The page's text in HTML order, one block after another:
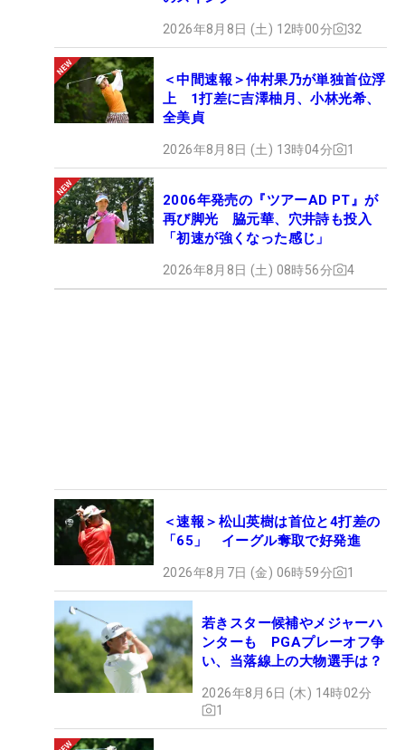
2026年8月8日 (土) 12時00分 32
＜中間速報＞仲村果乃が単独首位浮
上 1打差に吉澤柚月、小林光希、
全美貞
2026年8月8日 (土) 13時04分 1
2006年発売の『ツアーAD PT』が
再び脚光 脇元華、穴井詩も投入
「初速が強くなった感じ」
2026年8月8日 (土) 08時56分 4
＜速報＞松山英樹は首位と4打差の
「65」 イーグル奪取で好発進
2026年8月7日 (金) 06時59分 1
若きスター候補やメジャーハ
ンターも PGAプレーオフ争
い、当落線上の大物選手は？
2026年8月6日 (木) 14時02分
1